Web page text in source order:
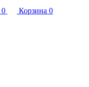
0 Корзина 0